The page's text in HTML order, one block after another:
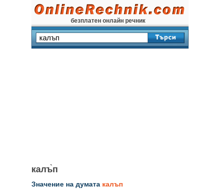
безплатен онлайн речник
калъ̀п
Значение на думата калъп